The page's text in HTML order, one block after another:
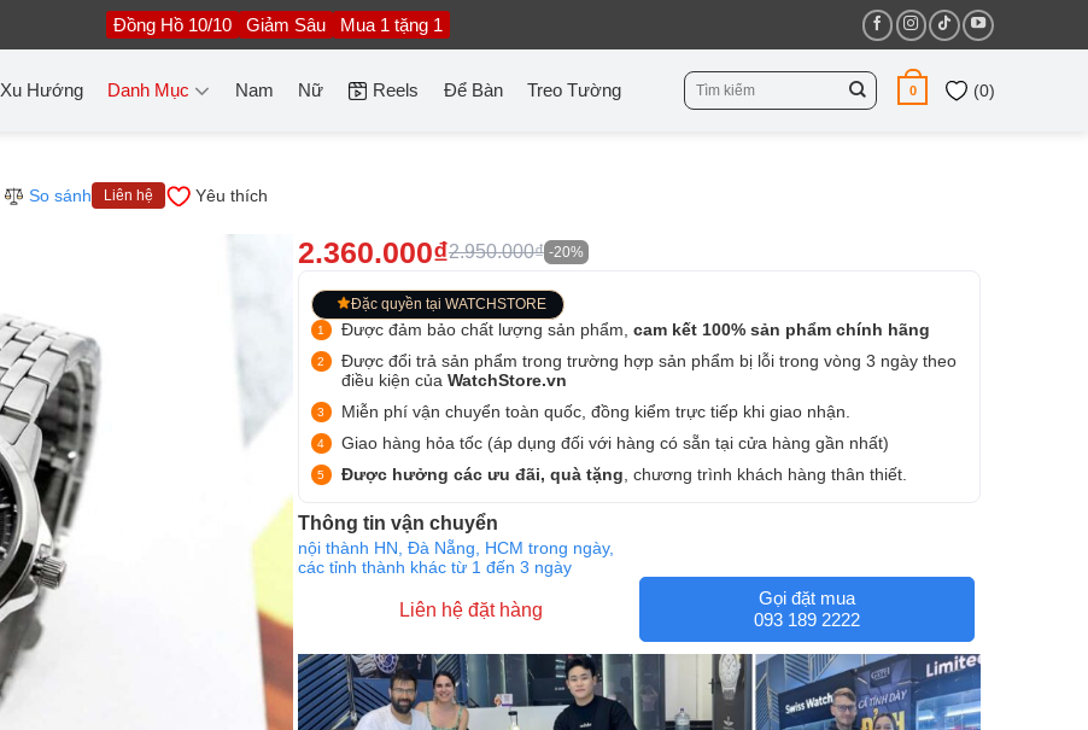
Đồng Hồ 10/10 Giảm Sâu Mua 1 tặng 1
Xu Hướng Danh Mục Nam Nữ Reels Để Bàn Treo Tường
Tìm
kiếm:
0 (0)
So sánh Liên hệ Yêu thích
2.360.000₫2.950.000₫ -20%
Đặc quyền tại WATCHSTORE
Được đảm bảo chất lượng sản phẩm, cam kết 100% sản phẩm chính hãng
Được đổi trả sản phẩm trong trường hợp sản phẩm bị lỗi trong vòng 3 ngày theo
điều kiện của WatchStore.vn
Miễn phí vận chuyển toàn quốc, đồng kiểm trực tiếp khi giao nhận.
Giao hàng hỏa tốc (áp dụng đối với hàng có sẵn tại cửa hàng gần nhất)
Được hưởng các ưu đãi, quà tặng , chương trình khách hàng thân thiết.
Thông tin vận chuyển
nội thành HN, Đà Nẵng, HCM trong ngày,
các tỉnh thành khác từ 1 đến 3 ngày
Liên hệ đặt hàng
Gọi đặt mua
093 189 2222